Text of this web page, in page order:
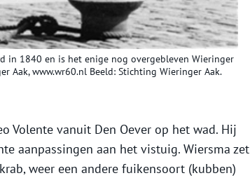
in 1840 en is het enige nog overgebleven Wieringer
Aak, www.wr60.nl Beeld: Stichting Wieringer Aak.
Volente vanuit Den Oever op het wad. Hij
aanpassingen aan het vistuig. Wiersma zet
weer een andere fuikensoort (kubben)